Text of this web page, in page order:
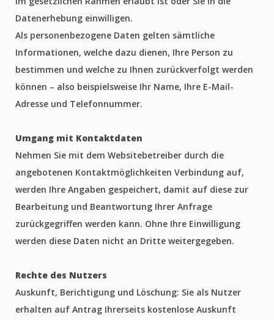
Datenerhebung einwilligen.
Als personenbezogene Daten gelten sämtliche
Informationen, welche dazu dienen, Ihre Person zu
bestimmen und welche zu Ihnen zurückverfolgt werden
können – also beispielsweise Ihr Name, Ihre E-Mail-
Adresse und Telefonnummer.
Umgang mit Kontaktdaten
Nehmen Sie mit dem Websitebetreiber durch die
angebotenen Kontaktmöglichkeiten Verbindung auf,
werden Ihre Angaben gespeichert, damit auf diese zur
Bearbeitung und Beantwortung Ihrer Anfrage
zurückgegriffen werden kann. Ohne Ihre Einwilligung
werden diese Daten nicht an Dritte weitergegeben.
Rechte des Nutzers
Auskunft, Berichtigung und Löschung: Sie als Nutzer
erhalten auf Antrag Ihrerseits kostenlose Auskunft